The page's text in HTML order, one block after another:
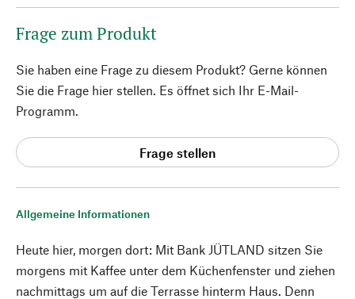
Allgemeine Informationen
Heute hier, morgen dort: Mit Bank JÜTLAND sitzen Sie
morgens mit Kaffee unter dem Küchenfenster und ziehen
nachmittags um auf die Terrasse hinterm Haus. Denn
Frage zum Produkt
Sie haben eine Frage zu diesem Produkt? Gerne können
Sie die Frage hier stellen. Es öffnet sich Ihr E-Mail-
Programm.
Frage stellen